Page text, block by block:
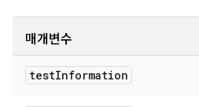
매개변수
testInformation